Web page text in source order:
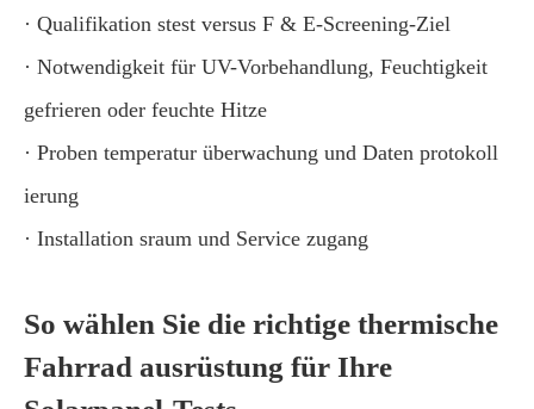
· Qualifikation stest versus F & E-Screening-Ziel
· Notwendigkeit für UV-Vorbehandlung, Feuchtigkeit
gefrieren oder feuchte Hitze
· Proben temperatur überwachung und Daten protokoll
ierung
· Installation sraum und Service zugang
So wählen Sie die richtige thermische
Fahrrad ausrüstung für Ihre